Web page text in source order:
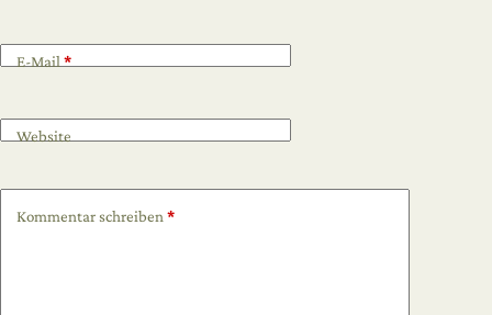
E-Mail*
Website
Kommentar schreiben*